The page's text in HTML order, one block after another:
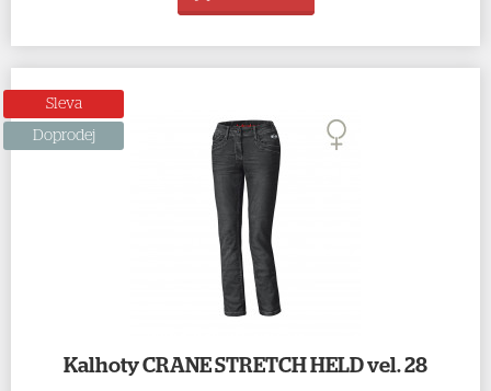
Sleva
Doprodej
Kalhoty CRANE STRETCH HELD vel. 28